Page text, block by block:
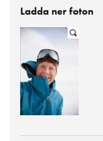
Ladda ner foton